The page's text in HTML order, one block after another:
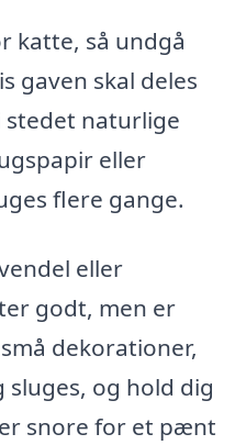
katte, så undgå
gaven skal deles
naturlige
eller
flere gange.
eller
godt, men er
dekorationer,
sluges, og hold dig
snore for et pænt